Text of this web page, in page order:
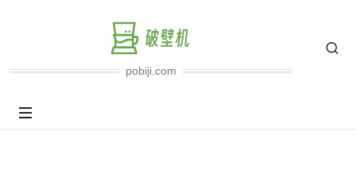
pobiji.com